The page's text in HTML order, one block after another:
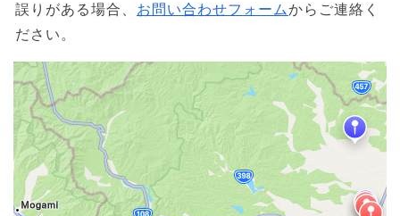
誤りがある場合、 お問い合わせフォームからご連絡く
ださい。